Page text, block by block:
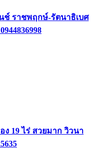
ราชพฤกษ์-รัตนาธิเบศ
19 ไร่ สวยมาก วิวนา